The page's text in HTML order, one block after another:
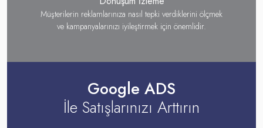
Müşterilerin reklamlarınıza nasıl tepki verdiklerini ölçmek
ve kampanyalarınızı iyileştirmek için önemlidir.
Google ADS
İle Satışlarınızı Arttırın